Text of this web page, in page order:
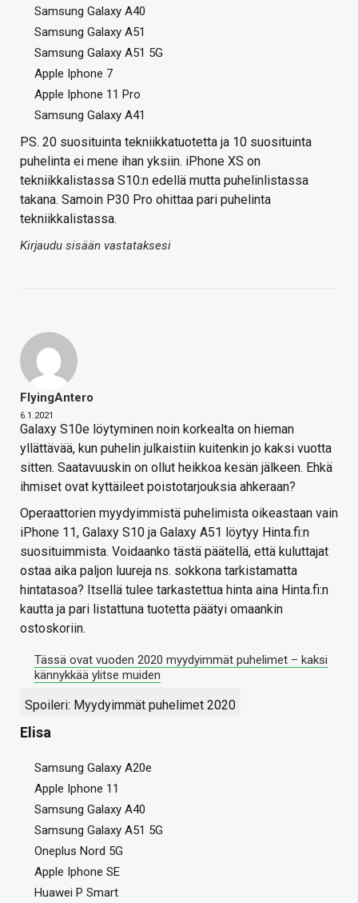
Samsung Galaxy A40
Samsung Galaxy A51
Samsung Galaxy A51 5G
Apple Iphone 7
Apple Iphone 11 Pro
Samsung Galaxy A41
PS. 20 suosituinta tekniikkatuotetta ja 10 suosituinta
puhelinta ei mene ihan yksiin. iPhone XS on
tekniikkalistassa S10:n edellä mutta puhelinlistassa
takana. Samoin P30 Pro ohittaa pari puhelinta
tekniikkalistassa.
Kirjaudu sisään vastataksesi
FlyingAntero
6.1.2021
Galaxy S10e löytyminen noin korkealta on hieman
yllättävää, kun puhelin julkaistiin kuitenkin jo kaksi vuotta
sitten. Saatavuuskin on ollut heikkoa kesän jälkeen. Ehkä
ihmiset ovat kyttäileet poistotarjouksia ahkeraan?
Operaattorien myydyimmistä puhelimista oikeastaan vain
iPhone 11, Galaxy S10 ja Galaxy A51 löytyy Hinta.fi:n
suosituimmista. Voidaanko tästä päätellä, että kuluttajat
ostaa aika paljon luureja ns. sokkona tarkistamatta
hintatasoa? Itsellä tulee tarkastettua hinta aina Hinta.fi:n
kautta ja pari listattuna tuotetta päätyi omaankin
ostoskoriin.
Tässä ovat vuoden 2020 myydyimmät puhelimet – kaksi
kännykkää ylitse muiden
Spoileri: Myydyimmät puhelimet 2020
Elisa
Samsung Galaxy A20e
Apple Iphone 11
Samsung Galaxy A40
Samsung Galaxy A51 5G
Oneplus Nord 5G
Apple Iphone SE
Huawei P Smart